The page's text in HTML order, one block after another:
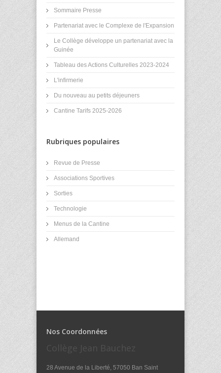
Sommaire Presse
Partenariat avec le Complexe de l'Expansion
Le Collège développe un partenariat avec la
Guinée
Tableau des Actions Culturelles 2023-2024
L'infirmerie
Du nouveau au petits déjeuners
Cantine Tarifs 2025-2026
Rubriques populaires
Revue de Presse
Associations Sportives
Sorties
Technologie
Menus de la Cantine
Allemand
Nos Coordonnées
Collège Jean Bauchez
28 Avenue de la Liberté, 57050 Ban Saint